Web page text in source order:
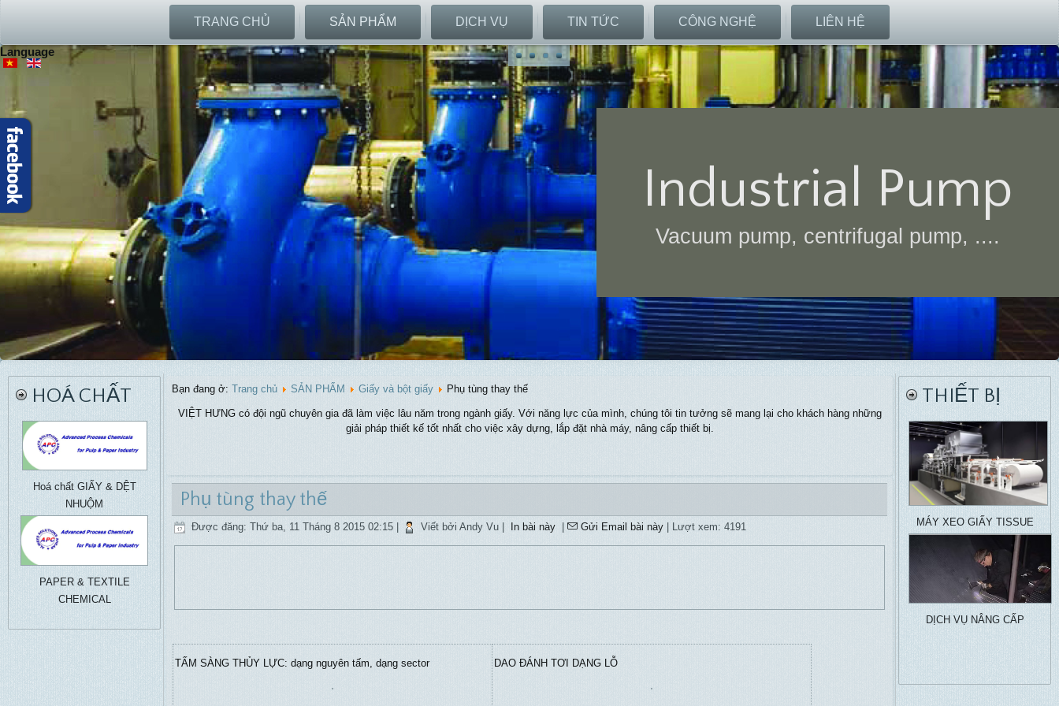
TRANG CHỦ SẢN PHẨM DỊCH VỤ TIN TỨC CÔNG NGHỆ LIÊN HỆ
Language
Industrial Pump
Vacuum pump, centrifugal pump, ....
HOÁ CHẤT
Hoá chất GIẤY & DỆT
NHUỘM
PAPER & TEXTILE
CHEMICAL
Bạn đang ở: Trang chủ SẢN PHẨM Giấy và bột giấy Phụ tùng thay thế
VIỆT HƯNG có đội ngũ chuyên gia đã làm việc lâu năm trong ngành giấy. Với năng lực của mình, chúng tôi tin tưởng sẽ mang lại cho khách hàng những
giải pháp thiết kế tốt nhất cho việc xây dựng, lắp đặt nhà máy, nâng cấp thiết bị.
Phụ tùng thay thế
Được đăng: Thứ ba, 11 Tháng 8 2015 02:15 Viết bởi Andy Vu In bài này Gửi Email bài này | Lượt xem: 4191
TẤM SÀNG THỦY LỰC: dạng nguyên tấm, dạng sector DAO ĐÁNH TƠI DẠNG LỖ
THIẾT BỊ
MÁY XEO GIẤY TISSUE
DỊCH VỤ NÂNG CẤP